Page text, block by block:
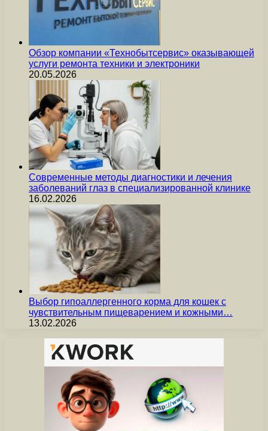
Обзор компании «Технобытсервис» оказывающей
услуги ремонта техники и электроники
20.05.2026
Современные методы диагностики и лечения
заболеваний глаз в специализированной клинике
16.02.2026
Выбор гипоаллергенного корма для кошек с
чувствительным пищеварением и кожными…
13.02.2026